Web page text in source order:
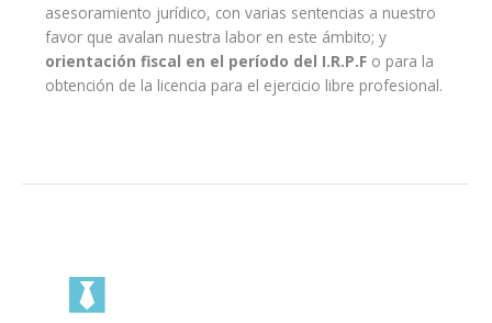
asesoramiento jurídico, con varias sentencias a nuestro
favor que avalan nuestra labor en este ámbito; y
orientación fiscal en el período del I.R.P.Fo para la
obtención de la licencia para el ejercicio libre profesional.